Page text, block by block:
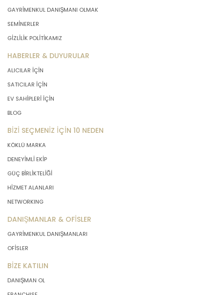
GAYRİMENKUL DANIŞMANI OLMAK
SEMİNERLER
GİZLİLİK POLİTİKAMIZ
HABERLER & DUYURULAR
ALICILAR İÇİN
SATICILAR İÇİN
EV SAHİPLERİ İÇİN
BLOG
BİZİ SEÇMENİZ İÇİN 10 NEDEN
KÖKLÜ MARKA
DENEYİMLİ EKİP
GÜÇ BİRLİKTELİĞİ
HİZMET ALANLARI
NETWORKING
DANIŞMANLAR & OFİSLER
GAYRİMENKUL DANIŞMANLARI
OFİSLER
BİZE KATILIN
DANIŞMAN OL